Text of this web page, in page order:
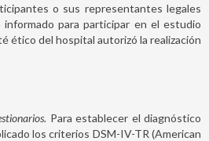
o sus representantes legales
para participar en el estudio
ético del hospital autorizó la realización
Para establecer el diagnóstico
los criterios DSM-IV-TR (American